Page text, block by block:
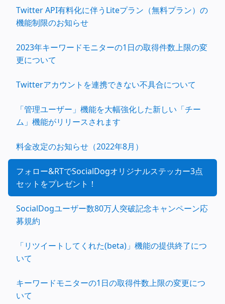
Twitter API有料化に伴うLiteプラン（無料プラン）の
機能制限のお知らせ
2023年キーワードモニターの1日の取得件数上限の変
更について
Twitterアカウントを連携できない不具合について
「管理ユーザー」機能を大幅強化した新しい「チー
ム」機能がリリースされます
料金改定のお知らせ（2022年8月）
フォロー&RTでSocialDogオリジナルステッカー3点
セットをプレゼント！
SocialDogユーザー数80万人突破記念キャンペーン応
募規約
「リツイートしてくれた(beta)」機能の提供終了につ
いて
キーワードモニターの1日の取得件数上限の変更につ
いて